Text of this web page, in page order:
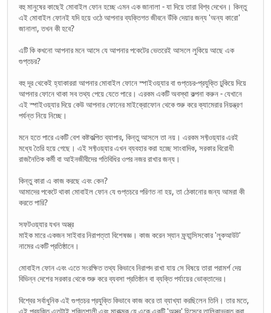
বহু মানুষের কাছেই মোবাইল ফোন হচ্ছে এমন এক জানালা - যা দিয়ে তারা বিশ্ব দেখেন। কিন্তু
এই মোবাইল ফোনই যদি হয়ে ওঠে আপনার ব্যক্তিগত জীবনে উঁকি দেয়ার জন্য 'অন্য কারো'
জানালা, তখন কী হবে?
এটি কি কখনো আপনার মনে আসে যে আপনার পকেটের ভেতরেই আসলে লুকিয়ে আছে এক
গুপ্তচর?
বহু দূর থেকেই হ্যাকাররা আপনার মোবাইল ফোনে স্পাইওয়্যার বা গুপ্তচর-প্রযুক্তি ঢুকিয়ে দিয়ে
আপনার ফোনে থাকা সব তথ্য পেয়ে যেতে পারে। এরকম একটি অবস্থা কল্পনা করুন - যেখানে
এই স্পাইওয়্যার দিয়ে কেউ আপনার ফোনের মাইক্রোফোন থেকে শুরু করে ক্যামেরার নিয়ন্ত্রণ
পর্যন্ত নিয়ে নিচ্ছে।
মনে হতে পারে একটি বেশ কষ্টকল্পিত ব্যাপার, কিন্তু আসলে তা নয়। এরকম সফ্টওয়্যার এরই
মধ্যে তৈরি হয়ে গেছে। এই সফ্টওয়্যার এখন ব্যবহার করা হচ্ছে সাংবাদিক, সরকার বিরোধী
রাজনৈতিক কর্মী বা আইনজীবীদের গতিবিধির ওপর নজর রাখার জন্য।
কিন্তু কারা এ কাজ করছে এবং কেন?
আমাদের পকেটে থাকা মোবাইল ফোন যে গুপ্তচরে পরিণত না হয়, তা ঠেকানোর জন্য আমরা কী
করতে পারি?
সফটওয়্যার যখন অস্ত্র
মাইক মারে একজন সাইবার নিরাপত্তা বিশেষজ্ঞ। কাজ করেন স্যান ফ্র্যান্সিসকোর 'লুকআউট'
নামের একটি প্রতিষ্ঠানে।
মোবাইল ফোন এবং এতে সংরক্ষিত তথ্য কিভাবে নিরাপদ রাখা যায় সে বিষয়ে তারা পরামর্শ দেয়
বিভিন্ন দেশের সরকার থেকে শুরু করে ব্যবসা প্রতিষ্ঠান বা ব্যক্তি পর্যায়ের ভোক্তাদের।
বিশ্বের সর্বাধুনিক এই গুপ্তচর প্রযুক্তি কিভাবে কাজ করে তা ব্যাখ্যা করছিলেন তিনি। তার মতে,